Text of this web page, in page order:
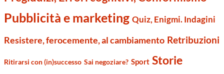
Pubblicità e marketing Quiz, Enigmi. Indagini
Resistere, ferocemente, al cambiamento Retribuzioni
Ritirarsi con (in)successo Sai negoziare? Sport Storie